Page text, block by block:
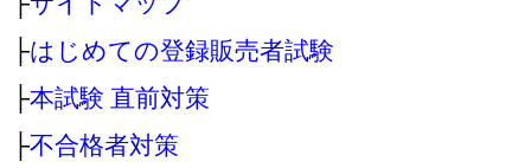
├はじめての登録販売者試験
├本試験 直前対策
├不合格者対策